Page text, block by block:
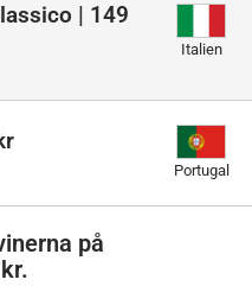
| 149
Italien
Portugal
på